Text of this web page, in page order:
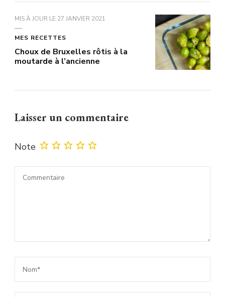
MIS À JOUR LE 27 JANVIER 2021
MES RECETTES
Choux de Bruxelles rôtis à la
moutarde à l’ancienne
Laisser un commentaire
Note